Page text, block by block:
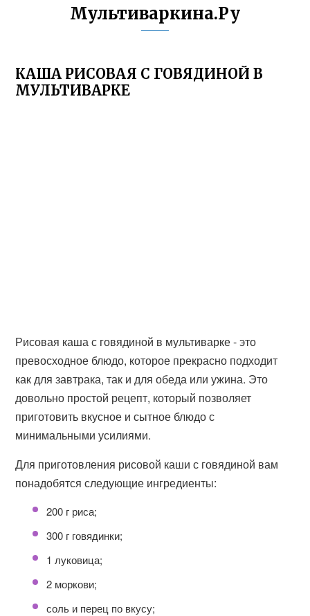
Мультиваркина.Ру
КАША РИСОВАЯ С ГОВЯДИНОЙ В
МУЛЬТИВАРКЕ
Рисовая каша с говядиной в мультиварке - это
превосходное блюдо, которое прекрасно подходит
как для завтрака, так и для обеда или ужина. Это
довольно простой рецепт, который позволяет
приготовить вкусное и сытное блюдо с
минимальными усилиями.
Для приготовления рисовой каши с говядиной вам
понадобятся следующие ингредиенты:
200 г риса;
300 г говядинки;
1 луковица;
2 моркови;
соль и перец по вкусу;